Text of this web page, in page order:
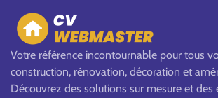
Votre référence incontournable pour tous
construction, rénovation, décoration et
Découvrez des solutions sur mesure et des